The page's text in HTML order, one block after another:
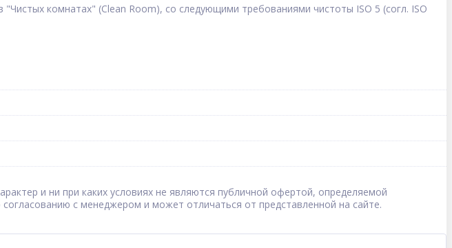
комнатах" (Clean Room), со следующими требованиями чистоты ISO 5 (согл. ISO
и ни при каких условиях не являются публичной офертой, определяемой
с менеджером и может отличаться от представленной на сайте.